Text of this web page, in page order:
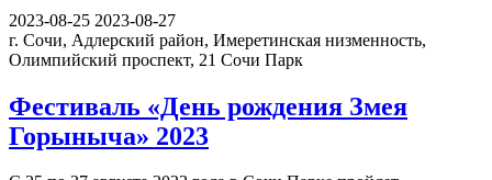
2023-08-25 2023-08-27
г. Сочи, Адлерский район, Имеретинская низменность,
Олимпийский проспект, 21 Сочи Парк
Фестиваль «День рождения Змея
Горыныча» 2023